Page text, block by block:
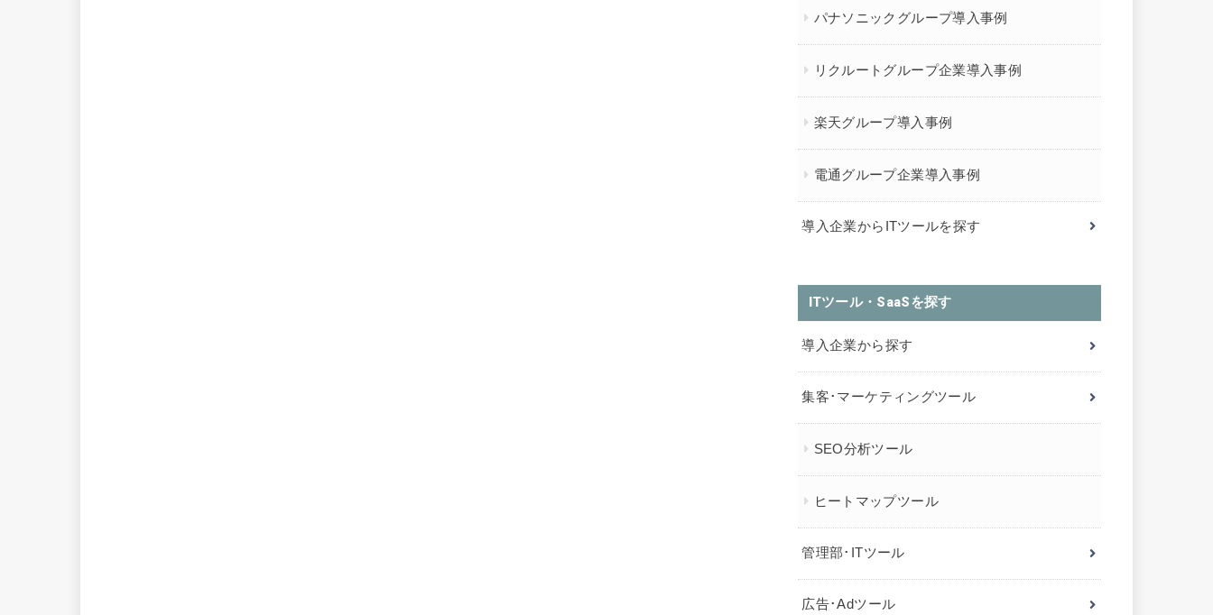
パナソニックグループ導入事例
リクルートグループ企業導入事例
楽天グループ導入事例
電通グループ企業導入事例
導入企業からITツールを探す
ITツール・SaaSを探す
導入企業から探す
集客･マーケティングツール
SEO分析ツール
ヒートマップツール
管理部･ITツール
広告･Adツール